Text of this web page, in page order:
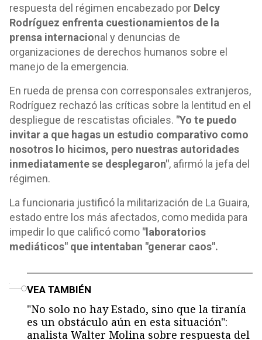
respuesta del régimen encabezado por Delcy
Rodríguez enfrenta cuestionamientos de la
prensa internacional y denuncias de
organizaciones de derechos humanos sobre el
manejo de la emergencia.
En rueda de prensa con corresponsales extranjeros,
Rodríguez rechazó las críticas sobre la lentitud en el
despliegue de rescatistas oficiales. "Yo te puedo
invitar a que hagas un estudio comparativo como
nosotros lo hicimos, pero nuestras autoridades
inmediatamente se desplegaron", afirmó la jefa del
régimen.
La funcionaria justificó la militarización de La Guaira,
estado entre los más afectados, como medida para
impedir lo que calificó como "laboratorios
mediáticos" que intentaban "generar caos".
VEA TAMBIÉN
"No solo no hay Estado, sino que la tiranía
es un obstáculo aún en esta situación":
analista Walter Molina sobre respuesta del